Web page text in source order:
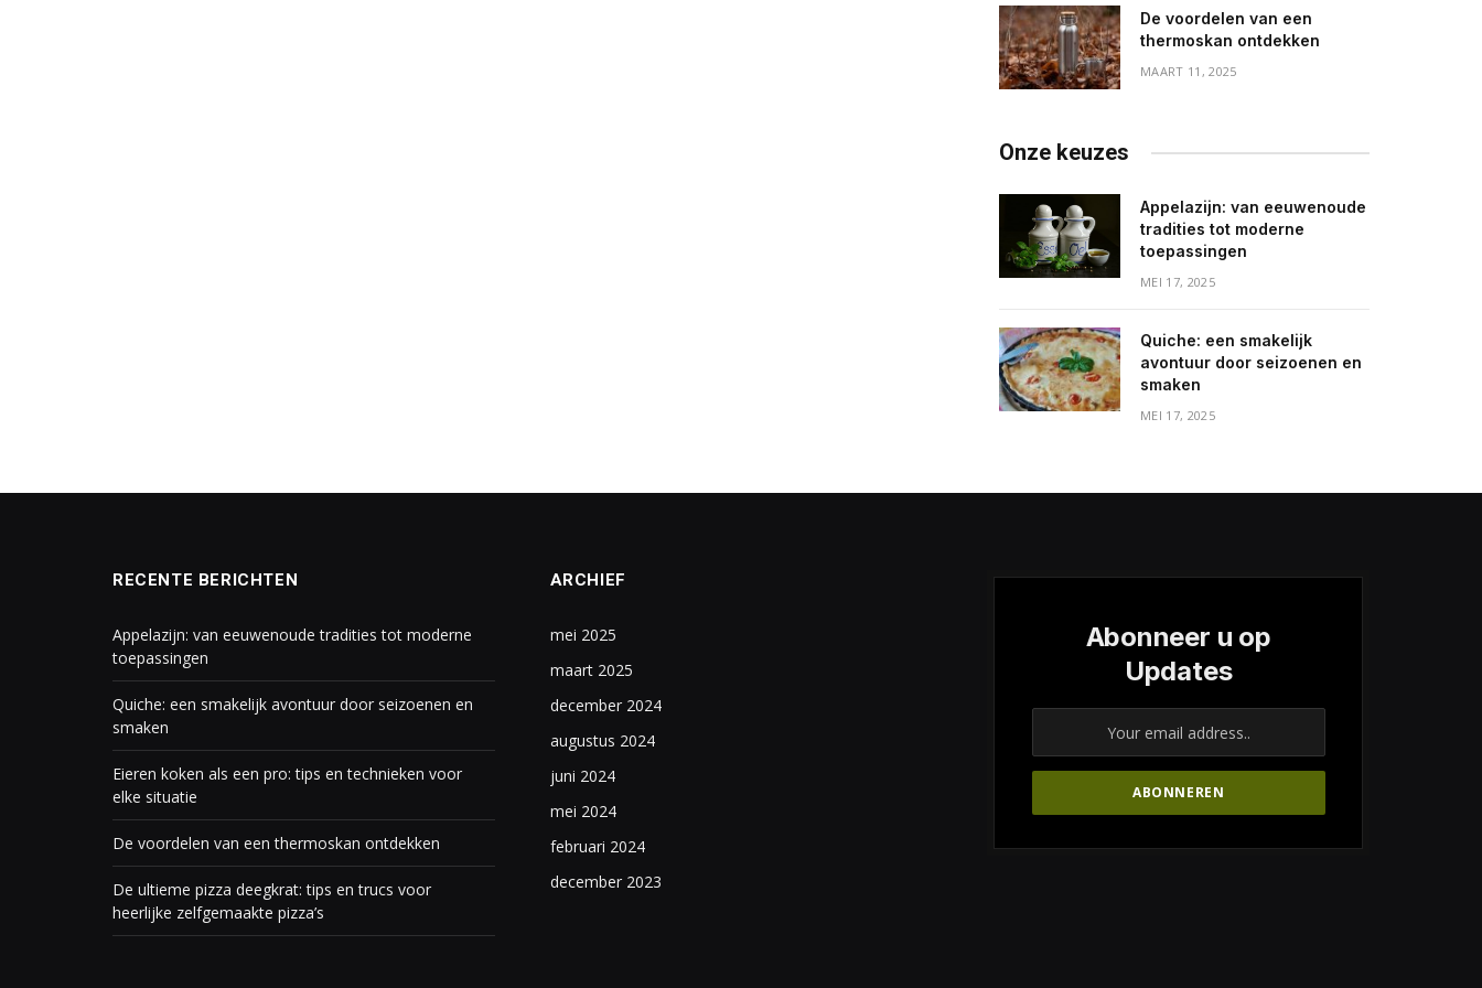
De voordelen van een
thermoskan ontdekken
MAART 11, 2025
Onze keuzes
Appelazijn: van eeuwenoude
tradities tot moderne
toepassingen
MEI 17, 2025
Quiche: een smakelijk
avontuur door seizoenen en
smaken
MEI 17, 2025
RECENTE BERICHTEN
Appelazijn: van eeuwenoude tradities tot moderne
toepassingen
Quiche: een smakelijk avontuur door seizoenen en
smaken
Eieren koken als een pro: tips en technieken voor
elke situatie
De voordelen van een thermoskan ontdekken
De ultieme pizza deegkrat: tips en trucs voor
heerlijke zelfgemaakte pizza’s
ARCHIEF
mei 2025
maart 2025
december 2024
augustus 2024
juni 2024
mei 2024
februari 2024
december 2023
Abonneer u op
Updates